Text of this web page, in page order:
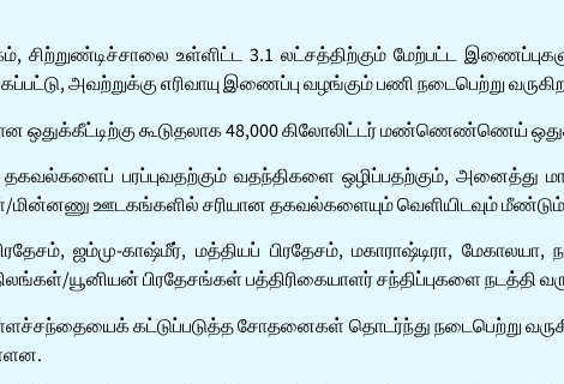
உள்ளிட்ட 3.1 லட்சத்திற்கும் மேற்பட்ட
அவற்றுக்கு எரிவாயு இணைப்பு வழங்கும் பணி நடைபெற்று
ஒதுக்கீட்டிற்கு கூடுதலாக 48,000 கிலோலிட்டர் மண்ணெண்ணெய்
தகவல்களைப் பரப்புவதற்கும் வதந்திகளை ஒழிப்பதற்கும்,
மின்னணு ஊடகங்களில் சரியான தகவல்களையும் வெளியிடவும்
ஜம்மு-காஷ்மீர், மத்தியப் பிரதேசம், மகாராஷ்டிரா,
யூனியன் பிரதேசங்கள் பத்திரிகையாளர் சந்திப்புகளை நடத்தி
கட்டுப்படுத்த சோதனைகள் தொடர்ந்து நடைபெற்று